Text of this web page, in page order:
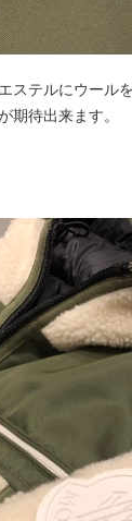
ステルにウール
期待出来ます。